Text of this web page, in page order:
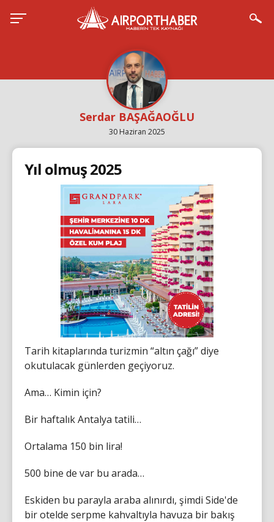
Serdar BAŞAĞAOĞLU
30 Haziran 2025
Yıl olmuş 2025
Tarih kitaplarında turizmin “altın çağı” diye
okutulacak günlerden geçiyoruz.
Ama… Kimin için?
Bir haftalık Antalya tatili…
Ortalama 150 bin lira!
500 bine de var bu arada…
Eskiden bu parayla araba alınırdı, şimdi Side'de
bir otelde serpme kahvaltıyla havuza bir bakış